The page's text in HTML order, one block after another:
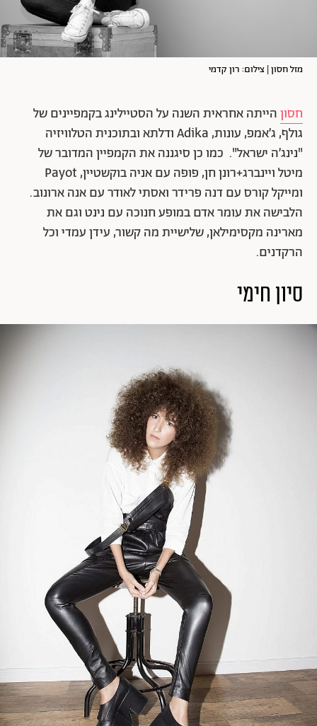
מזל חסון | צילום: רון קדמי
חסוןהייתה אחראית השנה על הסטיילינג בקמפיינים של
גולף, ג׳אמפ, עונות, Adika ודלתא ובתוכנית הטלוויזיה
"נינג׳ה ישראל". כמו כן סיגננה את הקמפיין המדובר של
מיטל ויינברג+רונן חן, פופה עם אניה בוקשטיין, Payot
ומייקל קורס עם דנה פרידר ואסתי לאודר עם אנה ארונוב.
הלבישה את עומר אדם במופע חנוכה עם נינט וגם את
מארינה מקסימילאן, שלישיית מה קשור, עידן עמדי וכל
הרקדנים.
סיון חימי